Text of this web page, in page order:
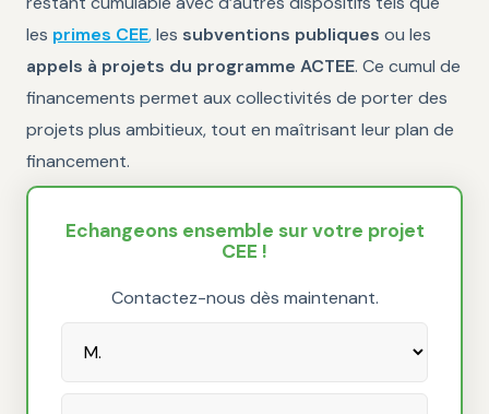
les primes CEE,les subventions publiques ou les
appels à projets du programme ACTEE. Ce cumul de
financements permet aux collectivités de porter des
projets plus ambitieux, tout en maîtrisant leur plan de
financement.
Echangeons ensemble sur votre projet
CEE !
Contactez-nous dès maintenant.